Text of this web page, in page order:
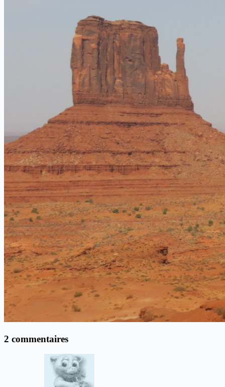
2 commentaires